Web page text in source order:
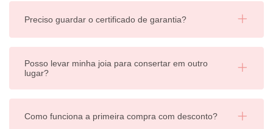
Preciso guardar o certificado de garantia?
Posso levar minha joia para consertar em outro
lugar?
Como funciona a primeira compra com desconto?